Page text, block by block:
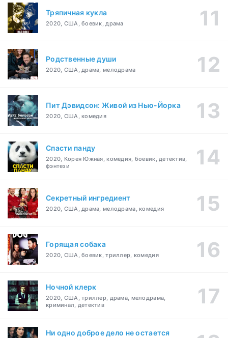
Тряпичная кукла
2020, США, боевик, драма
Родственные души
2020, США, драма, мелодрама
Пит Дэвидсон: Живой из Нью-Йорка
2020, США, комедия
Спасти панду
2020, Корея Южная, комедия, боевик, детектив,
фэнтези
Секретный ингредиент
2020, США, драма, мелодрама, комедия
Горящая собака
2020, США, боевик, триллер, комедия
Ночной клерк
2020, США, триллер, драма, мелодрама,
криминал, детектив
Ни одно доброе дело не остается